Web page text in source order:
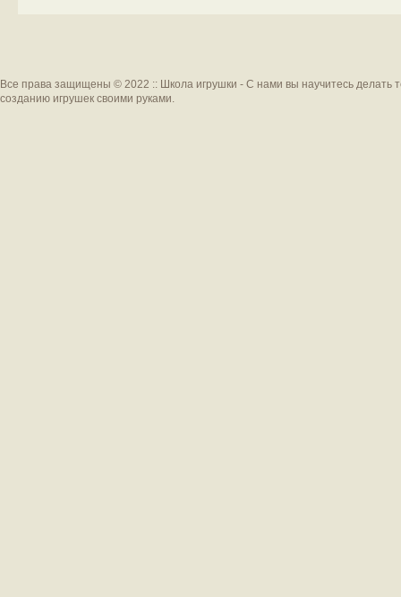
Все права защищены © 2022 :: Школа игрушки - С нами вы научитесь делать
созданию игрушек своими руками.